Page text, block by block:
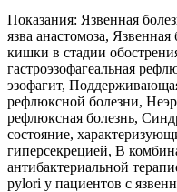
Показания: Язвенная
язва анастомоза,
кишки в стадии
гастроэзофагеальная
эзофагит,
рефлюксной болезни,
рефлюксная болезнь,
состояние,
гиперсекрецией, В
антибактериальной
pylori у пациентов с